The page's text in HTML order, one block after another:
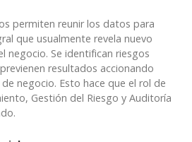
permiten reunir los datos para
que usualmente revela nuevo
negocio. Se identifican riesgos
resultados accionando
negocio. Esto hace que el rol de
Gestión del Riesgo y Auditoría